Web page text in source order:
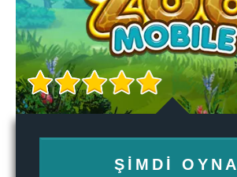
ŞIMDI OYNA